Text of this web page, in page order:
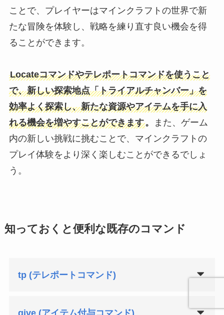
ことで、プレイヤーはマインクラフトの世界で新
たな冒険を体験し、戦略を練り直す良い機会を得
ることができます。
Locateコマンドやテレポートコマンドを使うこと
で、新しい探索地点「トライアルチャンバー」を
効率よく探索し、新たな資源やアイテムを手に入
れる機会を増やすことができます。
また、ゲーム
内の新しい挑戦に挑むことで、マインクラフトの
プレイ体験をより深く楽しむことができるでしょ
う。
知っておくと便利な既存のコマンド
tp (テレポートコマンド)